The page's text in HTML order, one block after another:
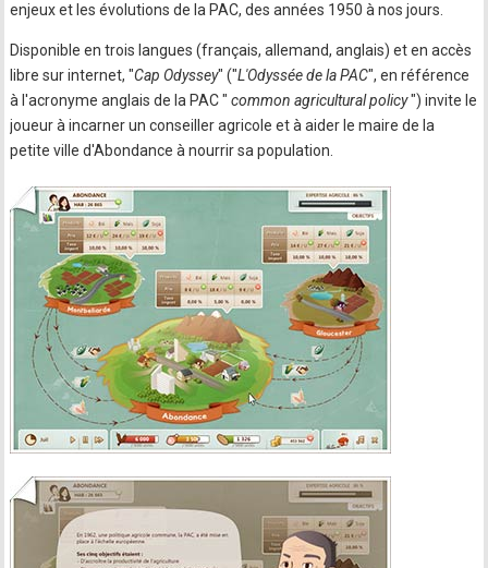
enjeux et les évolutions de la PAC, des années 1950 à nos jours.
Disponible en trois langues (français, allemand, anglais) et en accès
libre sur internet, "Cap Odyssey" ("L'Odyssée de la PAC", en référence
à l'acronyme anglais de la PAC " common agricultural policy") invite le
joueur à incarner un conseiller agricole et à aider le maire de la
petite ville d'Abondance à nourrir sa population.